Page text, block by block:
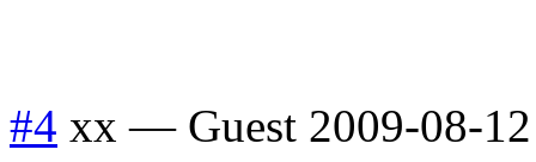
#4 xx — Guest 2009-08-